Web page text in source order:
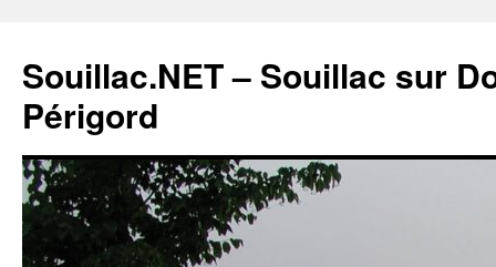
Souillac.NET – Souillac sur
Périgord